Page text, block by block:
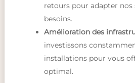
retours pour adapter nos
besoins.
Amélioration des
investissons
installations pour vous
optimal.